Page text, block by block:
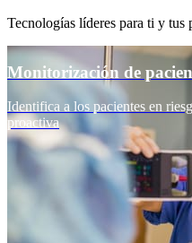
Tecnologías líderes para ti y tus
Monitorización de
Identifica a los pacientes en
proactiva